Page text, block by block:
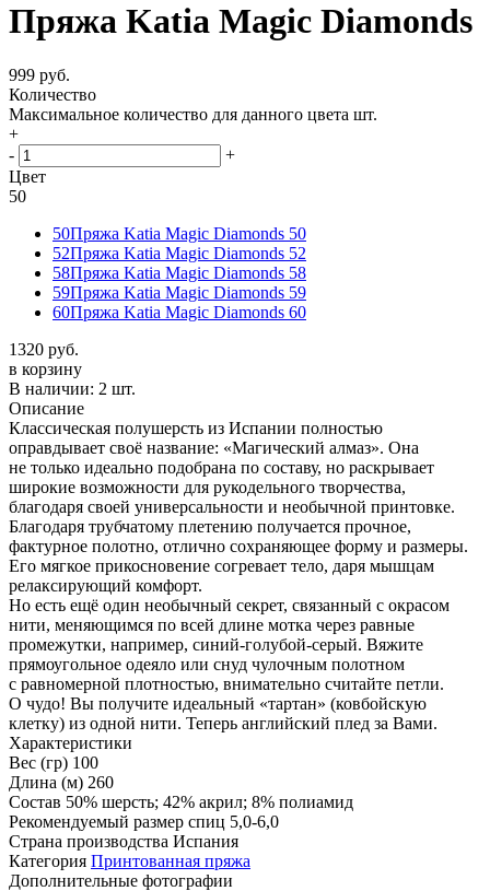
Пряжа Katia Magic Diamonds
999 руб.
Количество
Максимальное количество для данного цвета шт.
+
-
+
Цвет
50
50Пряжа Katia Magic Diamonds 50
52Пряжа Katia Magic Diamonds 52
58Пряжа Katia Magic Diamonds 58
59Пряжа Katia Magic Diamonds 59
60Пряжа Katia Magic Diamonds 60
1320 руб.
в корзину
В наличии: 2 шт.
Описание
Классическая полушерсть из Испании полностью
оправдывает своё название: «Магический алмаз». Она
не только идеально подобрана по составу, но раскрывает
широкие возможности для рукодельного творчества,
благодаря своей универсальности и необычной принтовке.
Благодаря трубчатому плетению получается прочное,
фактурное полотно, отлично сохраняющее форму и размеры.
Его мягкое прикосновение согревает тело, даря мышцам
релаксирующий комфорт.
Но есть ещё один необычный секрет, связанный с окрасом
нити, меняющимся по всей длине мотка через равные
промежутки, например, синий-голубой-серый. Вяжите
прямоугольное одеяло или снуд чулочным полотном
с равномерной плотностью, внимательно считайте петли.
О чудо! Вы получите идеальный «тартан» (ковбойскую
клетку) из одной нити. Теперь английский плед за Вами.
Характеристики
Вес (гр) 100
Длина (м) 260
Состав 50% шерсть; 42% акрил; 8% полиамид
Рекомендуемый размер спиц 5,0-6,0
Страна производства Испания
Категория Принтованная пряжа
Дополнительные фотографии